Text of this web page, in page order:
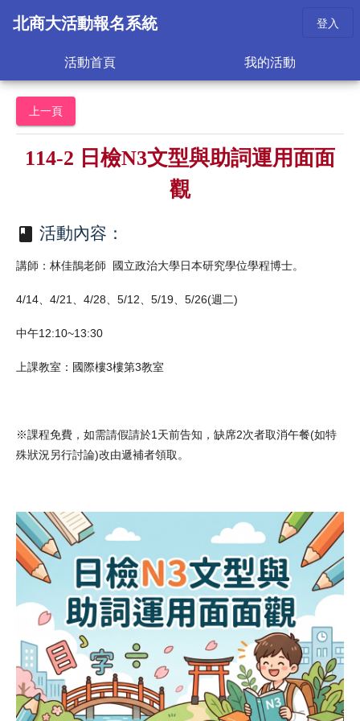
北商大活動報名系統 登入
活動首頁 我的活動
上一頁
114-2 日檢N3文型與助詞運用面面
觀
book 活動內容：
講師：林佳鵲老師 國立政治大學日本研究學位學程博士。
4/14、4/21、4/28、5/12、5/19、5/26(週二)
中午12:10~13:30
上課教室：國際樓3樓第3教室
※課程免費，如需請假請於1天前告知，缺席2次者取消午餐(如特
殊狀況另行討論)改由遞補者領取。